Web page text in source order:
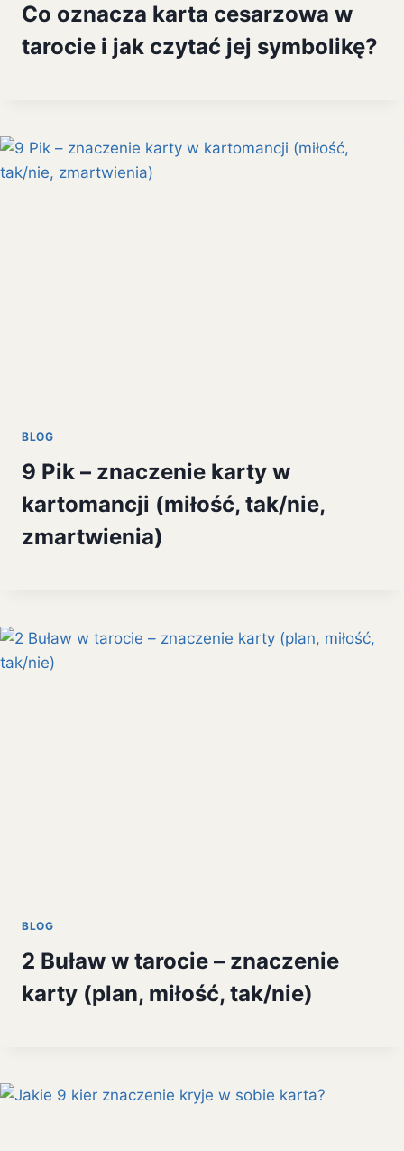
Co oznacza karta cesarzowa w
tarocie i jak czytać jej symbolikę?
BLOG
9 Pik – znaczenie karty w
kartomancji (miłość, tak/nie,
zmartwienia)
BLOG
2 Buław w tarocie – znaczenie
karty (plan, miłość, tak/nie)